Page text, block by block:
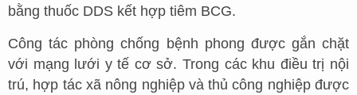
bằng thuốc DDS kết hợp tiêm BCG.
Công tác phòng chống bệnh phong được gắn chặt
với mạng lưới y tế cơ sở. Trong các khu điều trị nội
trú, hợp tác xã nông nghiệp và thủ công nghiệp được